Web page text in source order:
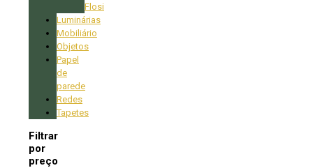
Flosi
Luminárias
Mobiliário
Objetos
Papel
de
parede
Redes
Tapetes
Filtrar
por
preço